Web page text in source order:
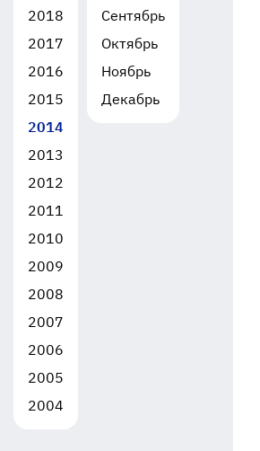
2018
2017
2016
2015
2014
2013
2012
2011
2010
2009
2008
2007
2006
2005
2004
Сентябрь
Октябрь
Ноябрь
Декабрь